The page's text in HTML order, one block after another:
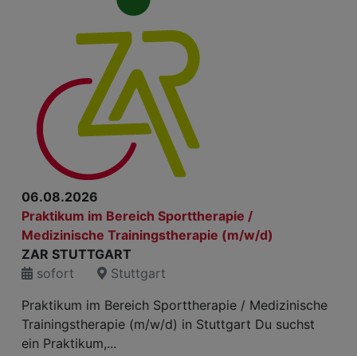
06.08.2026
Praktikum im Bereich Sporttherapie /
Medizinische Trainingstherapie (m/w/d)
ZAR STUTTGART
sofort
Stuttgart
Praktikum im Bereich Sporttherapie / Medizinische
Trainingstherapie (m/w/d) in Stuttgart Du suchst
ein Praktikum,...